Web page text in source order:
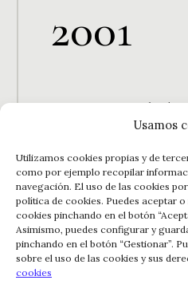
Usamos
Utilizamos cookies propias y de
como por ejemplo recopilar
navegación. El uso de las cookies
política de cookies. Puedes aceptar
cookies pinchando en el botón
Asimismo, puedes configurar y
pinchando en el botón “Gestionar”.
sobre el uso de las cookies y sus
cookies
2001
Rioja Vega se reubicó
como Venta Jalón,
Logroño. El nuevo
estilo asemeja un
ubicado en el centro
70 hectáreas de tierras
cultivo de la vid.